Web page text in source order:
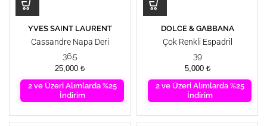
YVES SAINT LAURENT
Cassandre Napa Deri
36.5
25,000 ₺
2 ve Üzeri Alımlarda %25
İndirim
DOLCE & GABBANA
Çok Renkli Espadril
39
5,000 ₺
2 ve Üzeri Alımlarda %25
İndirim